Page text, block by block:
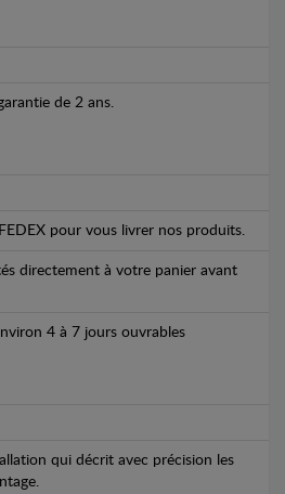
de 2 ans.
pour vous livrer nos produits.
directement à votre panier avant
4 à 7 jours ouvrables
qui décrit avec précision les